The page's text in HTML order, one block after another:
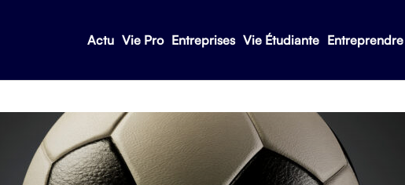
Actu Vie Pro Entreprises Vie Étudiante Entreprendre